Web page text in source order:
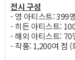
전시 구성
- 영 아티스트: 399명
- 히든 아티스트:
- 해외 아티스트: 70
- 작품: 1,200여 점 (